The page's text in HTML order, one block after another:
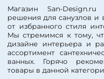
Магазин San-Design.ru
решения для санузлов и
от избранного стиля
Мы стремимся к тому,
дизайне интерьера и
ассортимент
ванных. Горячо
товары в данной